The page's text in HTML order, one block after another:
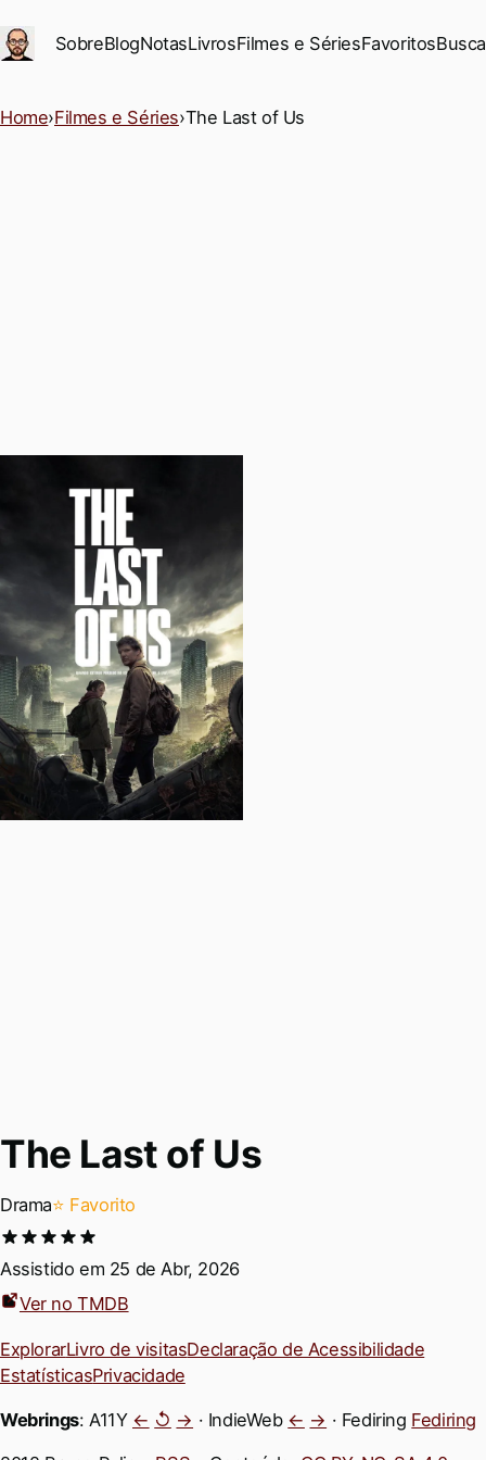
Ir para conteúdo principal
SobreBlogNotasLivrosFilmes e SériesFavoritosBusca
Home›Filmes e Séries›The Last of Us
The Last of Us
Drama⭐ Favorito
Assistido em 25 de Abr, 2026
Ver no TMDB
ExplorarLivro de visitasDeclaração de Acessibilidade
EstatísticasPrivacidade
Webrings: A11Y ← ↺ → · IndieWeb ← → · Fediring Fediring